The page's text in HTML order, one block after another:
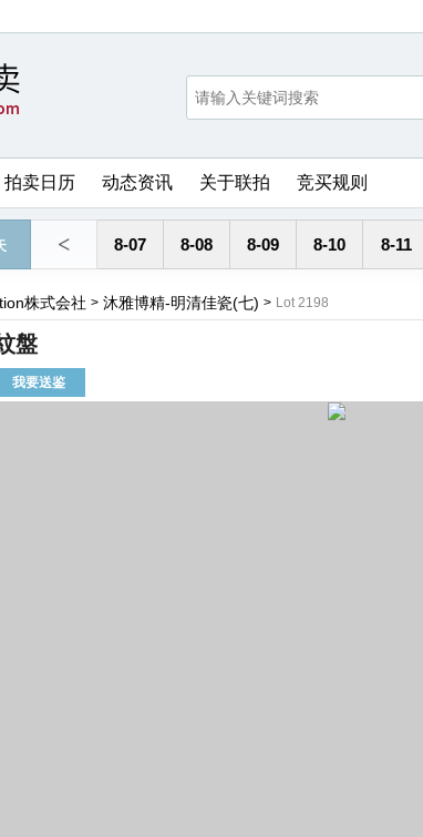
拍卖日历 动态资讯 关于联拍 竞买规则
< 8-07 8-08 8-09 8-10 8-11
株式会社 > 沐雅博精-明清佳瓷(七) > Lot 2198
盤
我要送鉴